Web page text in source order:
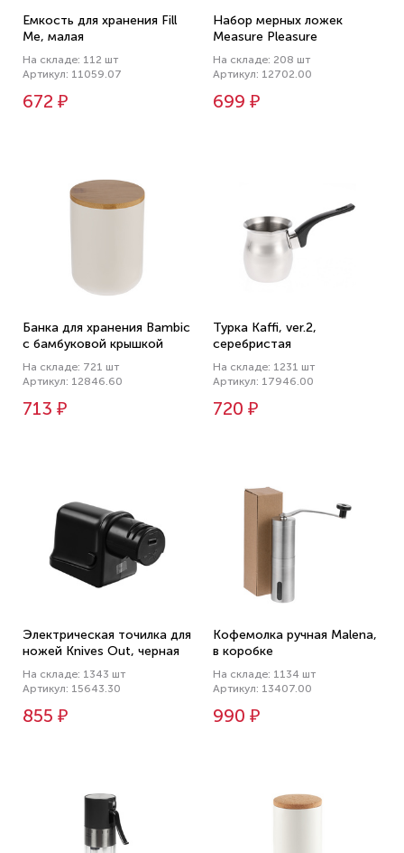
Емкость для хранения Fill
Me, малая
На складе: 112 шт
Артикул: 11059.07
672 ₽
Набор мерных ложек
Measure Pleasure
На складе: 208 шт
Артикул: 12702.00
699 ₽
Банка для хранения Bambic
с бамбуковой крышкой
На складе: 721 шт
Артикул: 12846.60
713 ₽
Турка Kaffi, ver.2,
серебристая
На складе: 1231 шт
Артикул: 17946.00
720 ₽
Электрическая точилка для
ножей Knives Out, черная
На складе: 1343 шт
Артикул: 15643.30
855 ₽
Кофемолка ручная Malena,
в коробке
На складе: 1134 шт
Артикул: 13407.00
990 ₽